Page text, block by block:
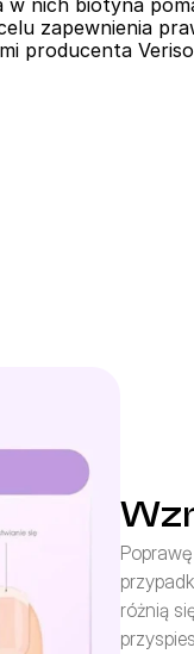
nich biotyna
zapewnienia
producenta
różnią